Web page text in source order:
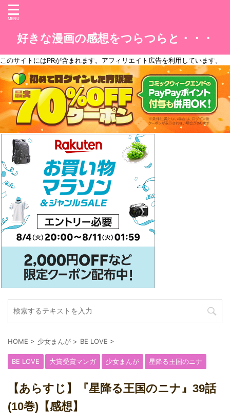
好きな漫画の感想をつらつらと・・・
このサイトにはPRが含まれます。アフィリエイト広告を利用しています。
HOME > 少女まんが > BE LOVE >
BE LOVE 大賞受賞マンガ 少女まんが 星降る王国のニナ
【あらすじ】『星降る王国のニナ』39話
(10巻)【感想】